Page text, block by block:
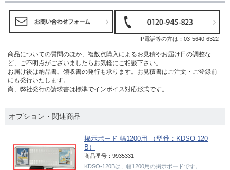
IP電話等の方は： 03-5640-6322
商品についての質問のほか、複数点購入によるお見積やお届け日の調整な
ど、ご不明点がございましたらお気軽にご相談下さい。
お届け後は納品書、領収書の発行も承ります。お見積書はご注文・ご登録前
にも発行いたします。
尚、弊社発行の請求書は標準でインボイス対応形式です。
オプション・関連商品
掲示ボード 幅1200用 （型番：KDSO-120
B）
商品番号：9935331
KDSO-120Bは、幅1200用の掲示ボードです。